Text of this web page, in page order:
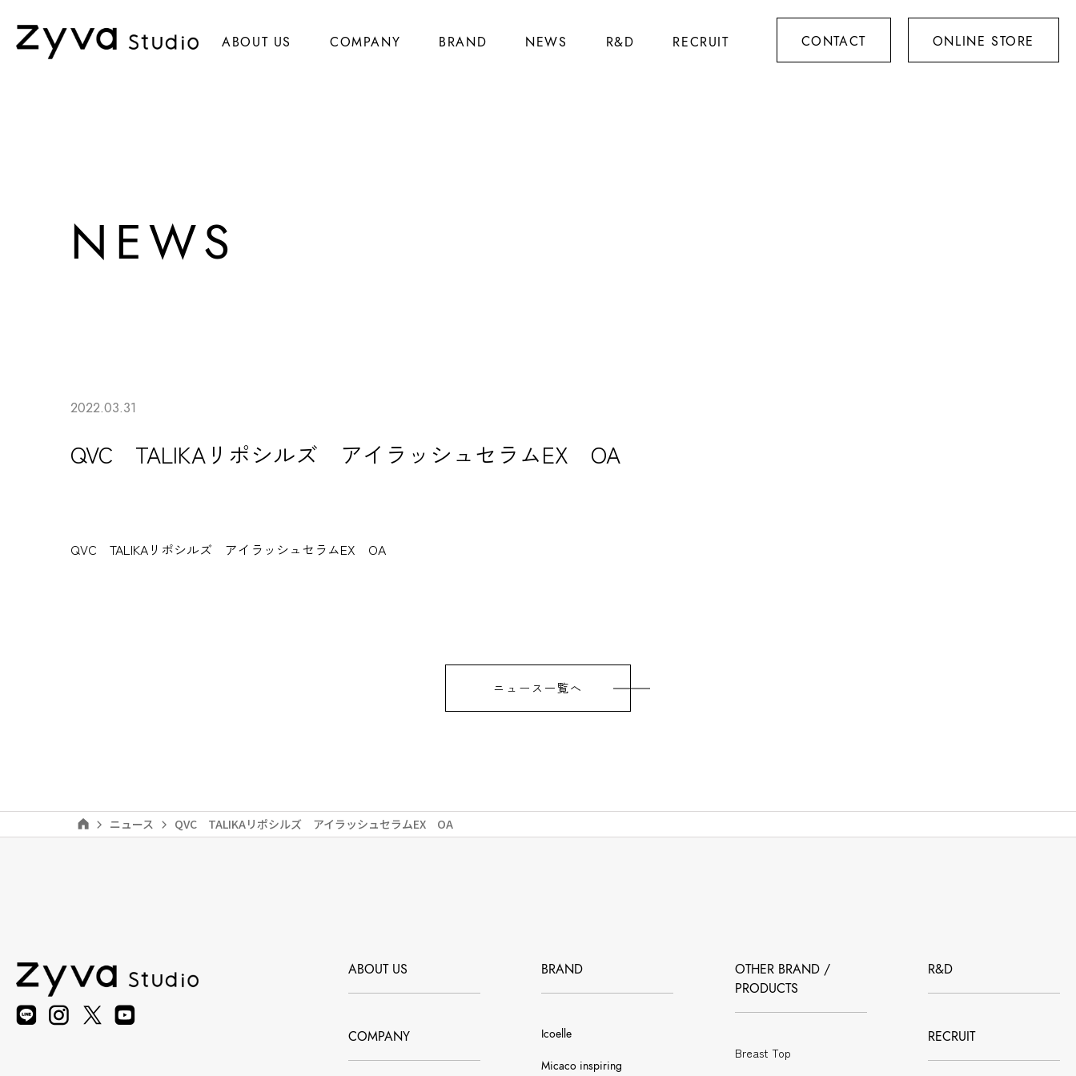
ABOUT US COMPANY BRAND NEWS R&D RECRUIT CONTACT ONLINE STORE
NEWS
2022.03.31
QVC TALIKAリポシルズ アイラッシュセラムEX OA
QVC TALIKAリポシルズ アイラッシュセラムEX OA
ニュース一覧へ
ニュース QVC TALIKAリポシルズ アイラッシュセラムEX OA
ABOUT US
COMPANY
BRAND
Icoelle
Micaco inspiring
OTHER BRAND /
PRODUCTS
Breast Top
R&D
RECRUIT